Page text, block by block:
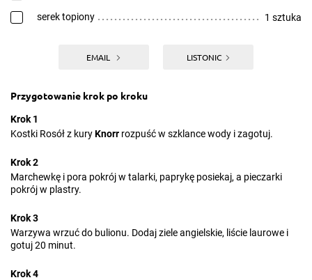
serek topiony 1 sztuka
EMAIL LISTONIC
Przygotowanie krok po kroku
Krok 1
Kostki Rosół z kuryKnorr rozpuść w szklance wody i zagotuj.
Krok 2
Marchewkę i pora pokrój w talarki, paprykę posiekaj, a pieczarki
pokrój w plastry.
Krok 3
Warzywa wrzuć do bulionu. Dodaj ziele angielskie, liście laurowe i
gotuj 20 minut.
Krok 4